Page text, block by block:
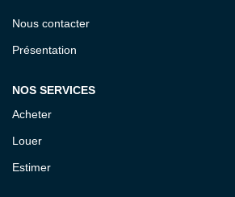
Nous contacter
Présentation
NOS SERVICES
Acheter
Louer
Estimer